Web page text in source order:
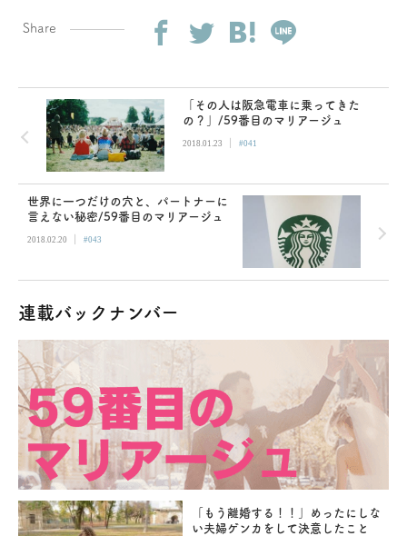
Share
「その人は阪急電車に乗ってきた
の？」/59番目のマリアージュ
2018.01.23 | #041
世界に一つだけの穴と、パートナーに
言えない秘密/59番目のマリアージュ
2018.02.20 | #043
連載バックナンバー
「もう離婚する！！」めったにしな
い夫婦ゲンカをして決意したこと